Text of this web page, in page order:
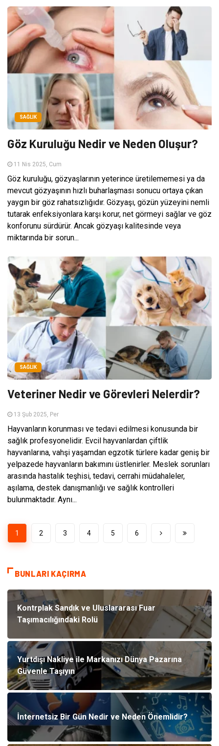
SAĞLIK
Göz Kuruluğu Nedir ve Neden Oluşur?
11 Nis 2025, Cum
Göz kuruluğu, gözyaşlarının yeterince üretilememesi ya da
mevcut gözyaşının hızlı buharlaşması sonucu ortaya çıkan
yaygın bir göz rahatsızlığıdır. Gözyaşı, gözün yüzeyini nemli
tutarak enfeksiyonlara karşı korur, net görmeyi sağlar ve göz
konforunu sürdürür. Ancak gözyaşı kalitesinde veya
miktarında bir sorun...
SAĞLIK
Veteriner Nedir ve Görevleri Nelerdir?
13 Şub 2025, Per
Hayvanların korunması ve tedavi edilmesi konusunda bir
sağlık profesyonelidir. Evcil hayvanlardan çiftlik
hayvanlarına, vahşi yaşamdan egzotik türlere kadar geniş bir
yelpazede hayvanların bakımını üstlenirler. Meslek sorunları
arasında hastalık teşhisi, tedavi, cerrahi müdahaleler,
aşılama, destek danışmanlığı ve sağlık kontrolleri
bulunmaktadır. Aynı...
1 2 3 4 5 6
BUNLARI KAÇIRMA
Kontrplak Sandık ve Uluslararası Fuar
Taşımacılığındaki Rolü
Yurtdışı Nakliye ile Markanızı Dünya Pazarına
Güvenle Taşıyın
İnternetsiz Bir Gün Nedir ve Neden Önemlidir?